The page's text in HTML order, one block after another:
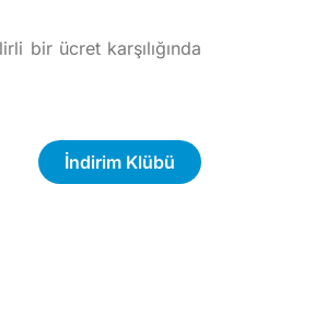
bir ücret karşılığında
İndirim Klübü